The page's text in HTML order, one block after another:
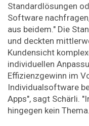
Standardlösungen
Software
aus beidem." Die
und deckten
Kundensicht
individuellen
Effizienzgewinn im
Individualsoftware
Apps", sagt Schärli.
hingegen kein